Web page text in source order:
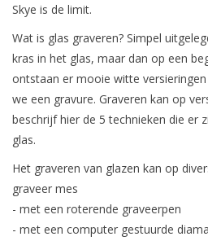
Skye is de limit.
Wat is glas graveren? Simpel
kras in het glas, maar dan op een
ontstaan er mooie witte
we een gravure. Graveren kan op
beschrijf hier de 5 technieken die er
glas.
Het graveren van glazen kan op
graveer mes
- met een roterende graveerpen
- met een computer gestuurde